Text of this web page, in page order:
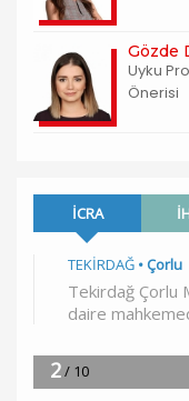
Gözde
Uyku
Önerisi